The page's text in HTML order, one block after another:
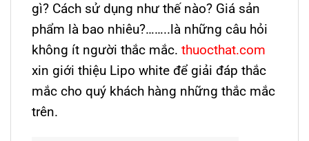
gì? Cách sử dụng như thế nào? Giá sản
phẩm là bao nhiêu?……..là những câu hỏi
không ít người thắc mắc. thuocthat.com
xin giới thiệu Lipo white để giải đáp thắc
mắc cho quý khách hàng những thắc mắc
trên.